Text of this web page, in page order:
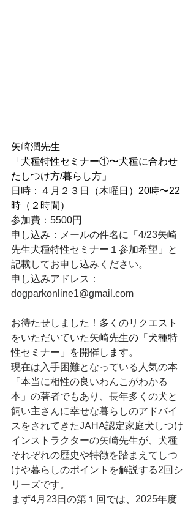
矢崎潤先生
「犬種特性セミナー①〜犬種に合わせ
たしつけ方/暮らし方」
日時：４月２３日
（木曜日）20時〜22
時（２時間）
参加費：5500円
申し込み：メールの件名に「4/23矢崎
先生犬種特性セミナー１参加希望」
と
記載してお申し込みください。
申し込みアドレス：
dogparkonline1@gmail.com
お待たせしました！多くのリクエスト
をいただいていた矢崎先生の「犬種特
性セミナー」を開催します。
現在は入手困難となっている人気の本
「本当に相性の良いわんこがわかる
本」の著者でもあり、長年多くの犬と
飼い主さんに幸せな暮らしのアドバイ
スをされてきたJAHA認定家庭犬しつけ
インストラクターの矢崎先生が、犬種
それぞれの歴史や特徴を踏まえてしつ
けや暮らしのポイントを解説する2回シ
リーズです。
まず4月23日の第１回では、2025年度